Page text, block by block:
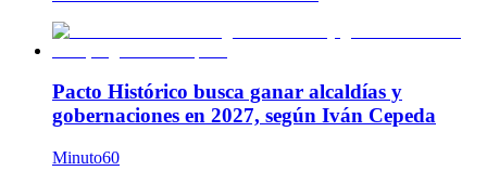
Pacto Histórico busca ganar alcaldías y
gobernaciones en 2027, según Iván Cepeda
Minuto60